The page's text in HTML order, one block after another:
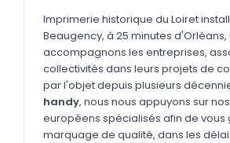
Tee-shirts Nouveau
Polos Nouveau
Sweatshirts
GOODIES
Imprimerie historique du Loiret
Beaugency, à 25 minutes d'Orléans,
accompagnons les entreprises,
collectivités dans leurs projets de
par l'objet depuis plusieurs
handy, nous nous appuyons sur
européens spécialisés afin de vous
marquage de qualité, dans les